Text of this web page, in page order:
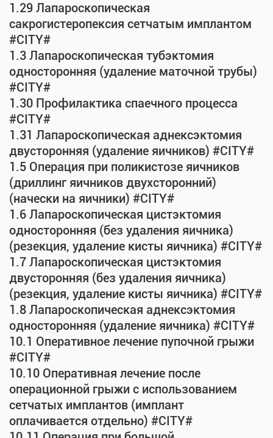
1.29 Лапароскопическая
сакрогистеропексия сетчатым имплантом
#CITY#
1.3 Лапароскопическая тубэктомия
односторонняя (удаление маточной трубы)
#CITY#
1.30 Профилактика спаечного процесса
#CITY#
1.31 Лапароскопическая аднексэктомия
двусторонняя (удаление яичников) #CITY#
1.5 Операция при поликистозе яичников
(дриллинг яичников двухсторонний)
(начески на яичники) #CITY#
1.6 Лапароскопическая цистэктомия
односторонняя (без удаления яичника)
(резекция, удаление кисты яичника) #CITY#
1.7 Лапароскопическая цистэктомия
двусторонняя (без удаления яичника)
(резекция, удаление кисты яичника) #CITY#
1.8 Лапароскопическая аднексэктомия
односторонняя (удаление яичника) #CITY#
10.1 Оперативное лечение пупочной грыжи
#CITY#
10.10 Оперативная лечение после
операционной грыжи с использованием
сетчатых имплантов (имплант
оплачивается отдельно) #CITY#